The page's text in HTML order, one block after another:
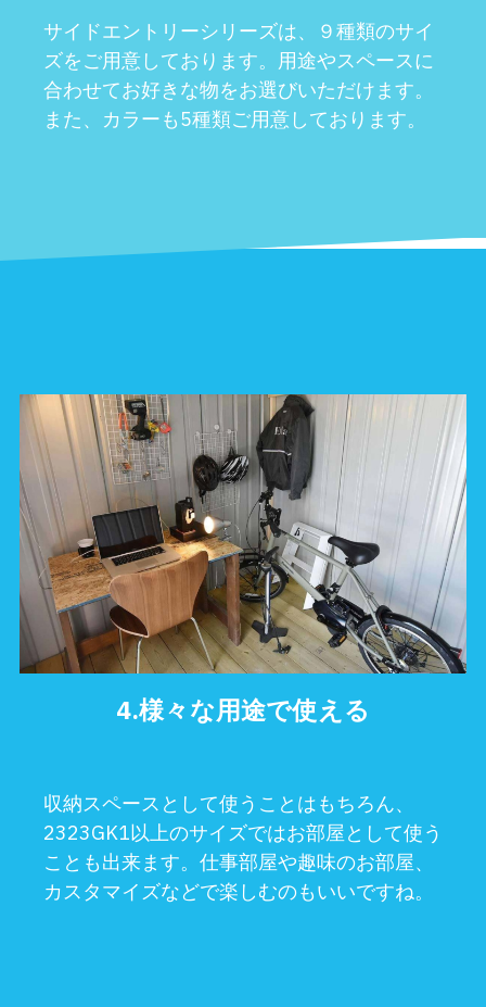
サイドエントリーシリーズは、９種類のサイ
ズをご用意しております。用途やスペースに
合わせてお好きな物をお選びいただけます。
また、カラーも5種類ご用意しております。
4.様々な用途で使える
収納スペースとして使うことはもちろん、
2323GK1以上のサイズではお部屋として使う
ことも出来ます。仕事部屋や趣味のお部屋、
カスタマイズなどで楽しむのもいいですね。